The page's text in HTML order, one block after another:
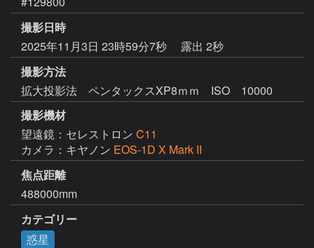
撮影日時
2025年11月3日 23時59分7秒
露出 2秒
撮影方法
拡大投影法 ペンタックスXP8ｍｍ ISO 10000
撮影機材
望遠鏡：セレストロン C11
カメラ：キヤノン EOS-1D X Mark II
焦点距離
488000mm
カテゴリー
惑星